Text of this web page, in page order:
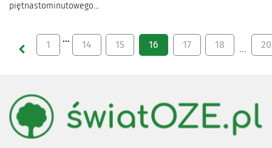
piętnastominutowego...
1
…
14 15 16 17 18 … 20